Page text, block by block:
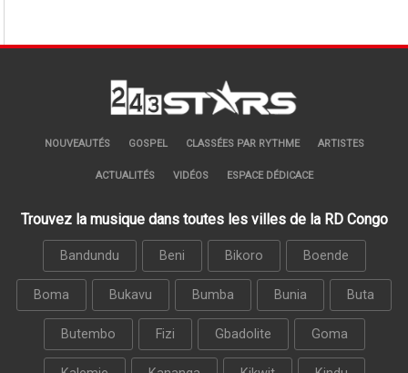
NOUVEAUTÉS GOSPEL CLASSÉES PAR RYTHME ARTISTES
ACTUALITÉS VIDÉOS ESPACE DÉDICACE
Trouvez la musique dans toutes les villes de la RD Congo
Bandundu Beni Bikoro Boende
Boma Bukavu Bumba Bunia Buta
Butembo Fizi Gbadolite Goma